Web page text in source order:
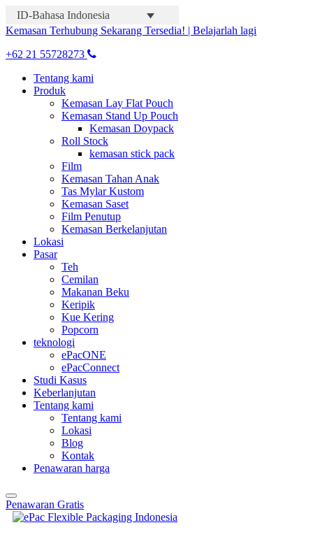
ID-Bahasa Indonesia
Kemasan Terhubung Sekarang Tersedia! | Belajarlah lagi
+62 21 55728273
Tentang kami
Produk
Kemasan Lay Flat Pouch
Kemasan Stand Up Pouch
Kemasan Doypack
Roll Stock
kemasan stick pack
Film
Kemasan Tahan Anak
Tas Mylar Kustom
Kemasan Saset
Film Penutup
Kemasan Berkelanjutan
Lokasi
Pasar
Teh
Cemilan
Makanan Beku
Keripik
Kue Kering
Popcorn
teknologi
ePacONE
ePacConnect
Studi Kasus
Keberlanjutan
Tentang kami
Tentang kami
Lokasi
Blog
Kontak
Penawaran harga
Penawaran Gratis